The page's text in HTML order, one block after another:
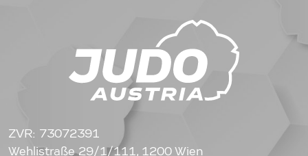
ZVR: 73072391
Wehlistraße 29/1/111, 1200 Wien